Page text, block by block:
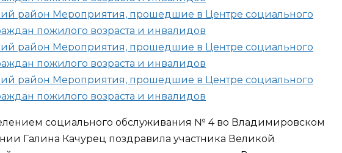
социального обслуживания № 4 во Владимировском
Галина Качурец поздравила участника Великой